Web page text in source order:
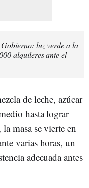
luz verde a la
alquileres ante el
de leche, azúcar
hasta lograr
masa se vierte en
varias horas, un
adecuada antes